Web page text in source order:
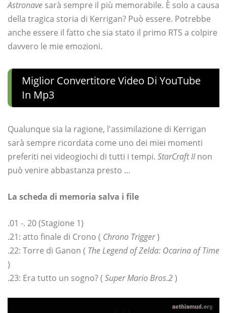
Astronave sarà sempre il più memorabile. È solo a causa
della tragica storia di Kerrigan? Può essere. Potrebbe
anche essere il fatto che sia stato il primo RTS a colpire
davvero le mie emozioni.
Miglior Convertitore Video Di YouTube
In Mp3
Qualunque sia la ragione, l'assimilazione di Kerrigan
sarà sempre ricordata come uno dei miei momenti
preferiti nei videogiochi di tutti i tempi. StarCraft IInon
può venire abbastanza presto ...
La scheda di memoria salva i file
.01 -. 20 (Stagione 1)
.21: atto finale di Crono ( Chrono Trigger)
.22: Torre di Ganon ( The Legend of Zelda: Ocarina of Time
)
.23: Era tutto un sogno? ( Super Mario Bros.2)